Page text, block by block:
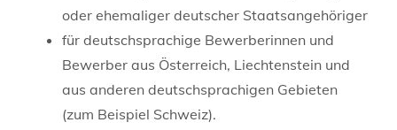
oder ehemaliger deutscher Staatsangehöriger
für deutschsprachige Bewerberinnen und
Bewerber aus Österreich, Liechtenstein und
aus anderen deutschsprachigen Gebieten
(zum Beispiel Schweiz).